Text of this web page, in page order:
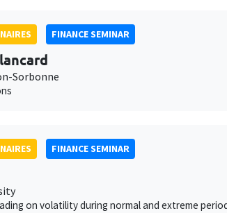
FINANCE SEMINAR
Sorbonne
FINANCE SEMINAR
on volatility during normal and extreme